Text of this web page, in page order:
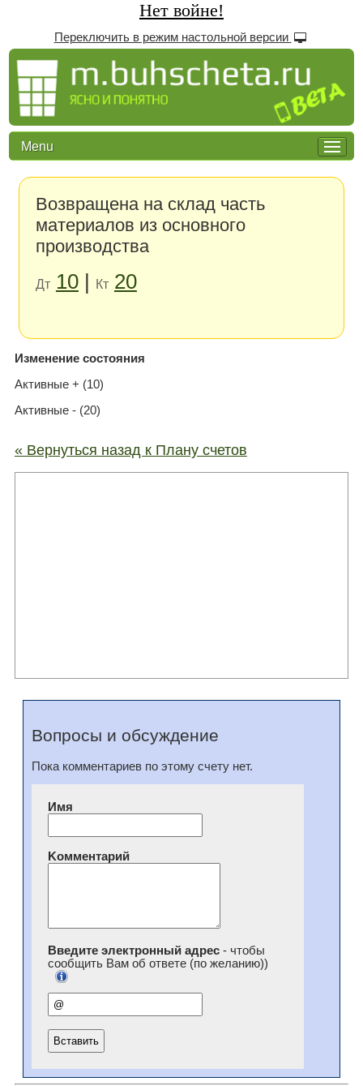
Нет войне!
Переключить в режим настольной версии
Menu
Возвращена на склад часть
материалов из основного
производства
Дт 10| Кт 20
Изменение состояния
Активные + (10)
Активные - (20)
« Вернуться назад к Плану счетов
Вопросы и обсуждение
Пока комментариев по этому счету нет.
Имя
Kомментарий
Введите электронный адрес- чтобы
сообщить Вам об ответе (по желанию))